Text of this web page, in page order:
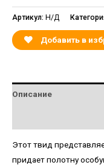
Артикул: Н/Д
Добавить в
Описание
Этот твид
придает полотну